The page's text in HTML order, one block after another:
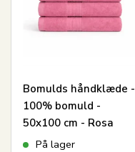
Bomulds håndklæde -
100% bomuld -
50x100 cm - Rosa
På lager